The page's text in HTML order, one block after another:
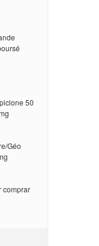
50
Géo
comprar